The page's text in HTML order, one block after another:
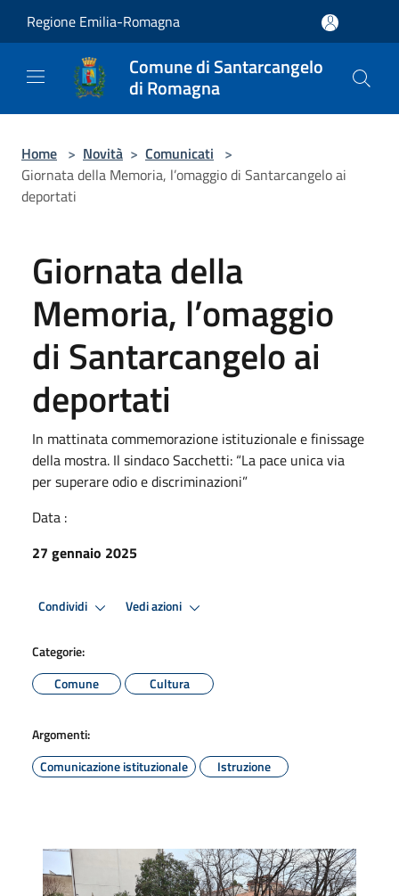
Regione Emilia-Romagna
Comune di Santarcangelo
di Romagna
Home > Novità > Comunicati >
Giornata della Memoria, l’omaggio di Santarcangelo ai
deportati
Giornata della
Memoria, l’omaggio
di Santarcangelo ai
deportati
In mattinata commemorazione istituzionale e finissage
della mostra. Il sindaco Sacchetti: “La pace unica via
per superare odio e discriminazioni”
Data :
27 gennaio 2025
Condividi Vedi azioni
Categorie:
Comune
Cultura
Argomenti:
Comunicazione istituzionale
Istruzione